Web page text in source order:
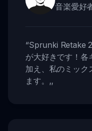
音楽愛好
“Sprunki Retake
が大好きです！各
加え、私のミック
ます。 ,,